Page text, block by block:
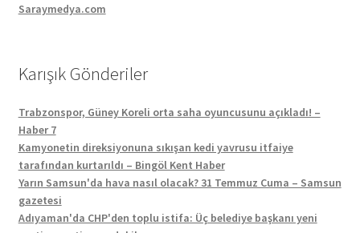
Saraymedya.com
Karışık Gönderiler
Trabzonspor, Güney Koreli orta saha oyuncusunu açıkladı! –
Haber 7
Kamyonetin direksiyonuna sıkışan kedi yavrusu itfaiye
tarafından kurtarıldı – Bingöl Kent Haber
Yarın Samsun'da hava nasıl olacak? 31 Temmuz Cuma – Samsun
gazetesi
Adıyaman'da CHP'den toplu istifa: Üç belediye başkanı yeni